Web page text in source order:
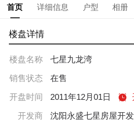
首页 详细信息 户型 相册
楼盘详情
楼盘名称
七星九龙湾
销售状态
在售
开盘时间
2011年12月01日
开发商
沈阳永盛七星房屋开